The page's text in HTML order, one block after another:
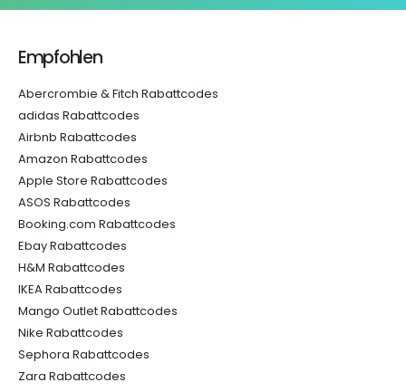
Empfohlen
Abercrombie & Fitch Rabattcodes
adidas Rabattcodes
Airbnb Rabattcodes
Amazon Rabattcodes
Apple Store Rabattcodes
ASOS Rabattcodes
Booking.com Rabattcodes
Ebay Rabattcodes
H&M Rabattcodes
IKEA Rabattcodes
Mango Outlet Rabattcodes
Nike Rabattcodes
Sephora Rabattcodes
Zara Rabattcodes